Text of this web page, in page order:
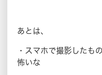
あとは、
・スマホで撮影したも
怖いな